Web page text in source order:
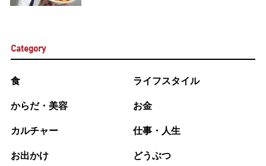
Category
食 ライフスタイル
からだ・美容 お金
カルチャー 仕事・人生
お出かけ どうぶつ